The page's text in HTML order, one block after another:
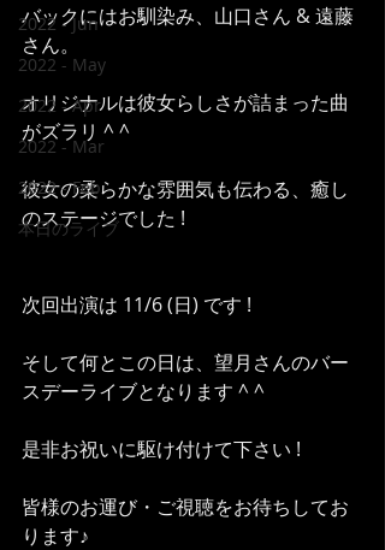
2022 - Jun
2022 - May
2022 - Apr
2022 - Mar
2022 - Feb
本日のライブ
バックにはお馴染み、山口さん & 遠藤
さん。
オリジナルは彼女らしさが詰まった曲
がズラリ ^ ^
彼女の柔らかな雰囲気も伝わる、癒し
のステージでした !
次回出演は 11/6 (日) です !
そして何とこの日は、望月さんのバー
スデーライブとなります ^ ^
是非お祝いに駆け付けて下さい !
皆様のお運び・ご視聴をお待ちしてお
ります♪